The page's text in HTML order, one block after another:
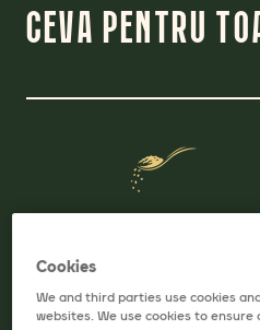
CEVA PENTRU
Cookies
We and third parties use cookies
websites. We use cookies to